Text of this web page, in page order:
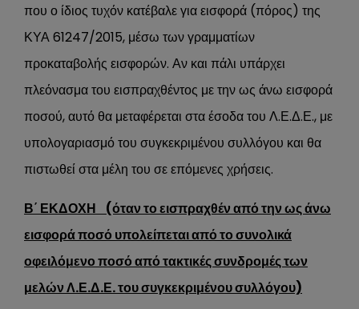
που ο ίδιος τυχόν κατέβαλε για εισφορά (πόρος) της
ΚΥΑ 61247/2015, μέσω των γραμματίων
προκαταβολής εισφορών. Αν και πάλι υπάρχει
πλεόνασμα του εισπραχθέντος με την ως άνω εισφορά
ποσού, αυτό θα μεταφέρεται στα έσοδα του Λ.Ε.Δ.Ε., με
υπολογαριασμό του συγκεκριμένου συλλόγου και θα
πιστωθεί στα μέλη του σε επόμενες χρήσεις.
Β΄ ΕΚΔΟΧΗ (όταν το εισπραχθέν από την ως άνω
εισφορά ποσό υπολείπεται από το συνολικά
οφειλόμενο ποσό από τακτικές συνδρομές των
μελών Λ.Ε.Δ.Ε. του συγκεκριμένου συλλόγου)